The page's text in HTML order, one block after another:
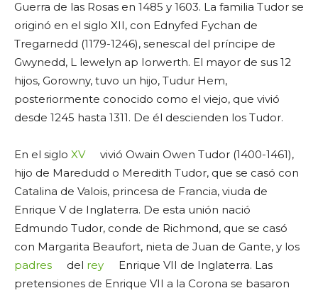
Guerra de las Rosas en 1485 y 1603. La familia Tudor se
originó en el siglo XII, con Ednyfed Fychan de
Tregarnedd (1179-1246), senescal del príncipe de
Gwynedd, L lewelyn ap Iorwerth. El mayor de sus 12
hijos, Gorowny, tuvo un hijo, Tudur Hem,
posteriormente conocido como el viejo, que vivió
desde 1245 hasta 1311. De él descienden los Tudor.
En el siglo XV
vivió Owain Owen Tudor (1400-1461),
hijo de Maredudd o Meredith Tudor, que se casó con
Catalina de Valois, princesa de Francia, viuda de
Enrique V de Inglaterra. De esta unión nació
Edmundo Tudor, conde de Richmond, que se casó
con Margarita Beaufort, nieta de Juan de Gante, y los
padres
del rey
Enrique VII de Inglaterra. Las
pretensiones de Enrique VII a la Corona se basaron